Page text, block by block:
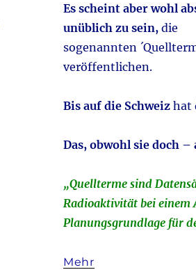
Es scheint aber wohl
unüblich zu sein,die
sogenannten
veröffentlichen.
Bis auf die Schweizhat
Das, obwohl sie doch
„Quellterme sind
Radioaktivität bei einem
Planungsgrundlage für
Mehr